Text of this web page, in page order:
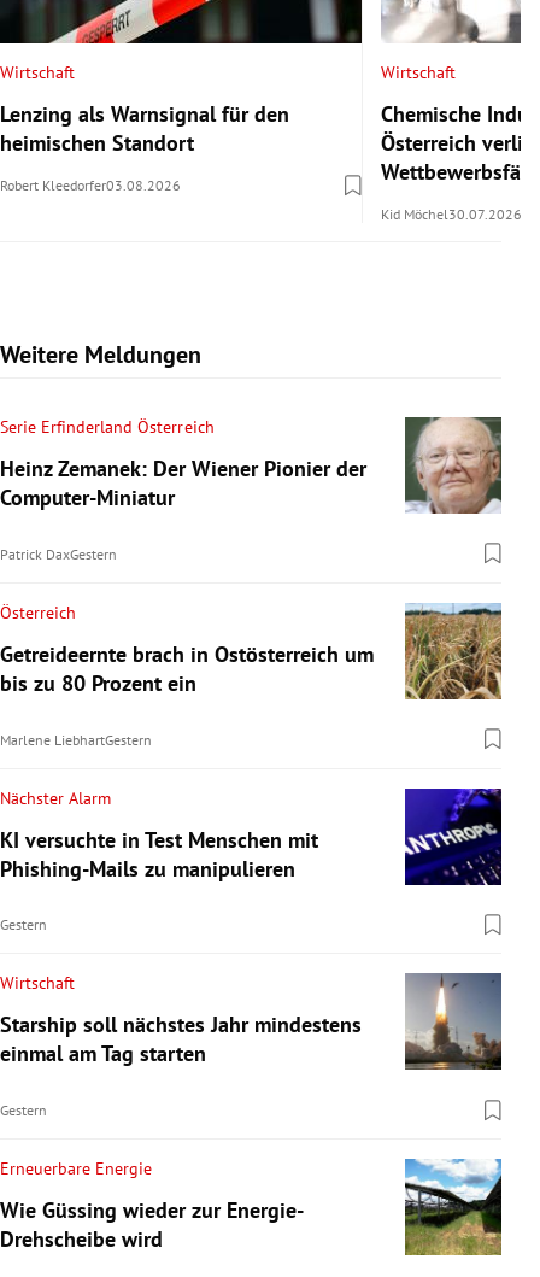
Wirtschaft
Lenzing als Warnsignal für den
heimischen Standort
Robert Kleedorfer03.08.2026
Wirtschaft
Chemische
Österreich
Kid Möchel30.07.2026
Weitere Meldungen
Serie Erfinderland Österreich
Heinz Zemanek: Der Wiener Pionier der
Computer-Miniatur
Patrick DaxGestern
Österreich
Getreideernte brach in Ostösterreich um
bis zu 80 Prozent ein
Marlene LiebhartGestern
Nächster Alarm
KI versuchte in Test Menschen mit
Phishing-Mails zu manipulieren
Gestern
Wirtschaft
Starship soll nächstes Jahr mindestens
einmal am Tag starten
Gestern
Erneuerbare Energie
Wie Güssing wieder zur Energie-
Drehscheibe wird